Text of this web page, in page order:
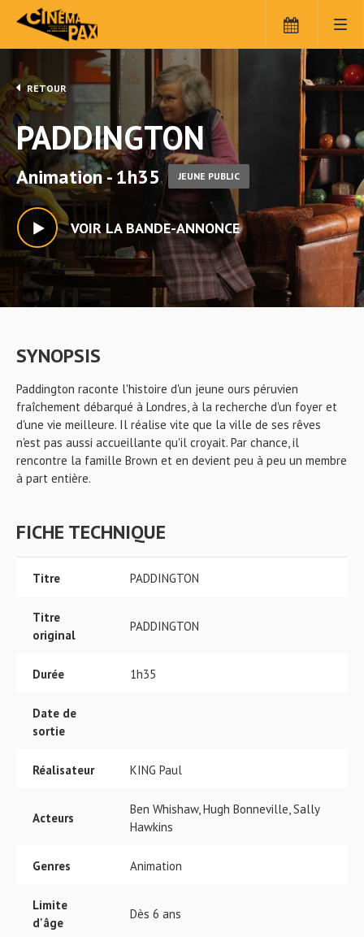
RETOUR
PADDINGTON
Animation - 1h35 JEUNE PUBLIC
VOIR LA BANDE-ANNONCE
SYNOPSIS
Paddington raconte l'histoire d'un jeune ours péruvien
fraîchement débarqué à Londres, à la recherche d'un foyer et
d'une vie meilleure. Il réalise vite que la ville de ses rêves
n'est pas aussi accueillante qu'il croyait. Par chance, il
rencontre la famille Brown et en devient peu à peu un membre
à part entière.
FICHE TECHNIQUE
Titre PADDINGTON
Titre
original
PADDINGTON
Durée 1h35
Date de
sortie
Réalisateur KING Paul
Acteurs
Ben Whishaw, Hugh Bonneville, Sally
Hawkins
Genres Animation
Limite
d'âge
Dès 6 ans